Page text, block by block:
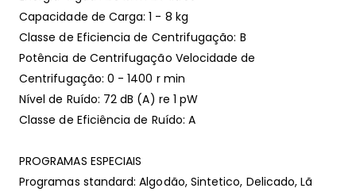
Capacidade de Carga: 1 - 8 kg
Classe de Eficiencia de Centrifugação: B
Potência de Centrifugação Velocidade de
Centrifugação: 0 - 1400 r min
Nível de Ruído: 72 dB (A) re 1 pW
Classe de Eficiência de Ruído: A
PROGRAMAS ESPECIAIS
Programas standard: Algodão, Sintetico, Delicado, Lã